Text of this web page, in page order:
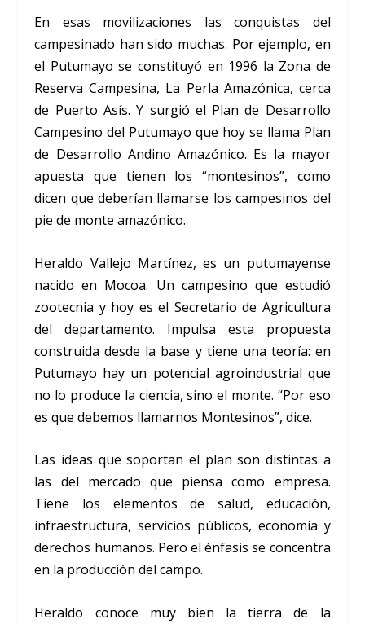
En esas movilizaciones las conquistas del
campesinado han sido muchas. Por ejemplo, en
el Putumayo se constituyó en 1996 la Zona de
Reserva Campesina, La Perla Amazónica, cerca
de Puerto Asís. Y surgió el Plan de Desarrollo
Campesino del Putumayo que hoy se llama Plan
de Desarrollo Andino Amazónico. Es la mayor
apuesta que tienen los “montesinos”, como
dicen que deberían llamarse los campesinos del
pie de monte amazónico.
Heraldo Vallejo Martínez, es un putumayense
nacido en Mocoa. Un campesino que estudió
zootecnia y hoy es el Secretario de Agricultura
del departamento. Impulsa esta propuesta
construida desde la base y tiene una teoría: en
Putumayo hay un potencial agroindustrial que
no lo produce la ciencia, sino el monte. “Por eso
es que debemos llamarnos Montesinos”, dice.
Las ideas que soportan el plan son distintas a
las del mercado que piensa como empresa.
Tiene los elementos de salud, educación,
infraestructura, servicios públicos, economía y
derechos humanos. Pero el énfasis se concentra
en la producción del campo.
Heraldo conoce muy bien la tierra de la